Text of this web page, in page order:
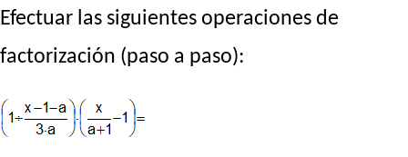
Efectuar las siguientes operaciones de
factorización (paso a paso):